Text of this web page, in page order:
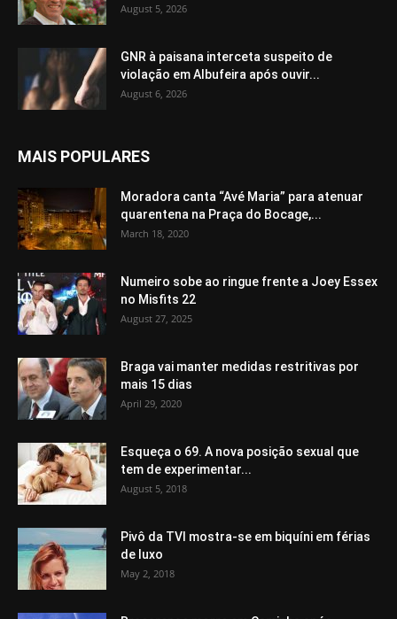
August 5, 2026
GNR à paisana interceta suspeito de
violação em Albufeira após ouvir...
August 6, 2026
MAIS POPULARES
Moradora canta “Avé Maria” para atenuar
quarentena na Praça do Bocage,...
March 18, 2020
Numeiro sobe ao ringue frente a Joey Essex
no Misfits 22
August 27, 2025
Braga vai manter medidas restritivas por
mais 15 dias
April 29, 2020
Esqueça o 69. A nova posição sexual que
tem de experimentar...
August 5, 2018
Pivô da TVI mostra-se em biquíni em férias
de luxo
May 2, 2018